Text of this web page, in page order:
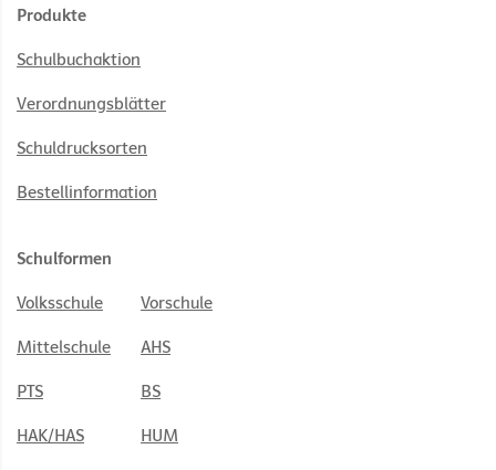
Produkte
Schulbuchaktion
Verordnungsblätter
Schuldrucksorten
Bestellinformation
Schulformen
Volksschule Vorschule
Mittelschule AHS
PTS BS
HAK/HAS HUM